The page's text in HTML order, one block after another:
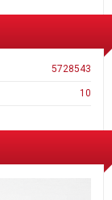
5728543
10